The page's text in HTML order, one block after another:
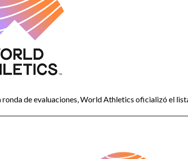
ronda de evaluaciones, World Athletics oficializó el